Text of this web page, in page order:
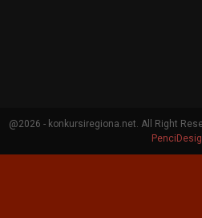
@2026 - konkursiregiona.net. All Right